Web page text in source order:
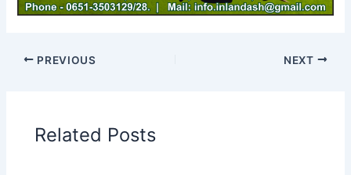
PREVIOUS NEXT
Related Posts